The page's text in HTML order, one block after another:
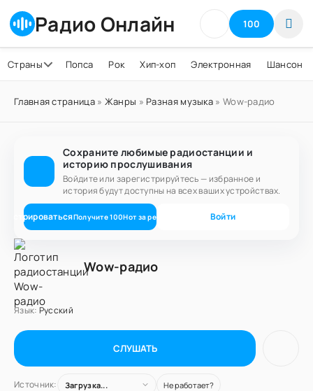
Радио Онлайн 100
Страны Попса Рок Хип-хоп Электронная Шансон
Главная страница» Жанры » Разная музыка » Wow-радио
Сохраните любимые радиостанции и
историю прослушивания
Войдите или зарегистрируйтесь — избранное и
история будут доступны на всех ваших устройствах.
Получите100Нот за регистрацию Войти
Wow-радио
Язык: Русский
СЛУШАТЬ
Источник: Загрузка... Не работает?